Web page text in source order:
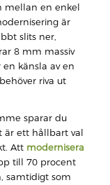
mellan en enkel
är
slits ner,
8 mm massiv
känsla av en
riva ut
sparar du
är ett hållbart val
Att modernisera
till 70 procent
samtidigt som